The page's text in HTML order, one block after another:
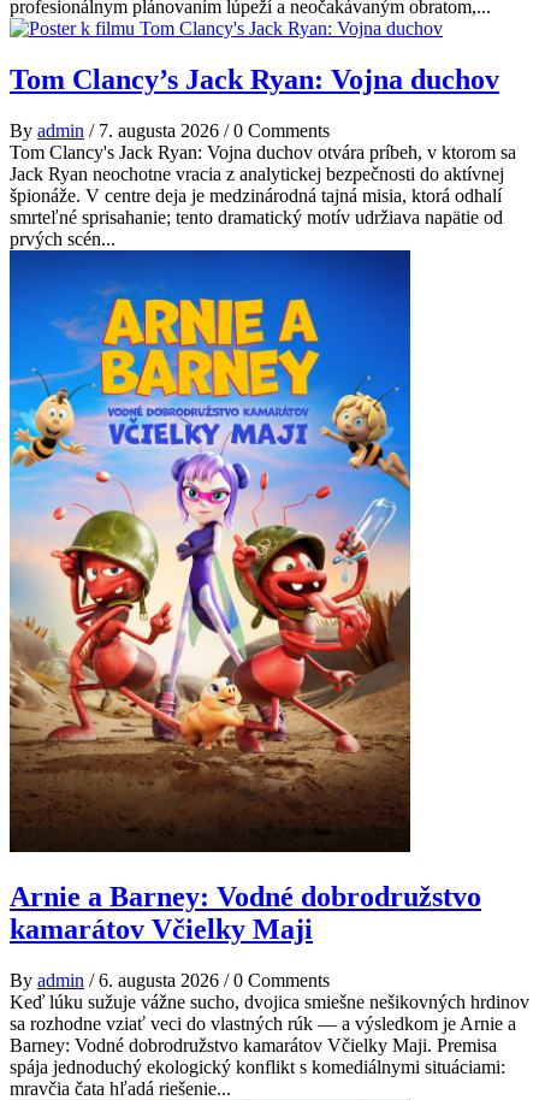
profesionálnym plánovaním lúpeží a neočakávaným obratom,...
Tom Clancy’s Jack Ryan: Vojna duchov
By admin / 7. augusta 2026 /0 Comments
Tom Clancy's Jack Ryan: Vojna duchov otvára príbeh, v ktorom sa
Jack Ryan neochotne vracia z analytickej bezpečnosti do aktívnej
špionáže. V centre deja je medzinárodná tajná misia, ktorá odhalí
smrteľné sprisahanie; tento dramatický motív udržiava napätie od
prvých scén...
Arnie a Barney: Vodné dobrodružstvo
kamarátov Včielky Maji
By admin /6. augusta 2026 /0 Comments
Keď lúku sužuje vážne sucho, dvojica smiešne nešikovných hrdinov
sa rozhodne vziať veci do vlastných rúk — a výsledkom je Arnie a
Barney: Vodné dobrodružstvo kamarátov Včielky Maji. Premisa
spája jednoduchý ekologický konflikt s komediálnymi situáciami:
mravčia čata hľadá riešenie...